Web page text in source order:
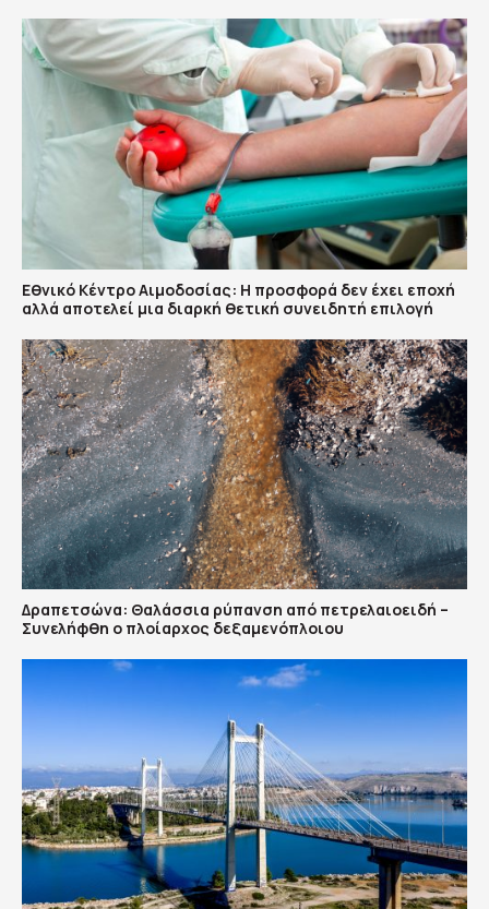
Εθνικό Κέντρο Αιμοδοσίας: H προσφορά δεν έχει εποχή
αλλά αποτελεί μια διαρκή θετική συνειδητή επιλογή
Δραπετσώνα: Θαλάσσια ρύπανση από πετρελαιοειδή –
Συνελήφθη ο πλοίαρχος δεξαμενόπλοιου